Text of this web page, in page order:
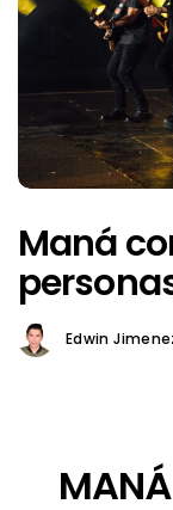
Maná
Edwin